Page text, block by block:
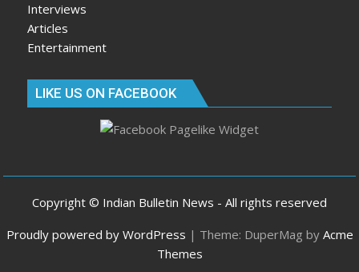
Interviews
Articles
Entertainment
LIKE US ON FACEBOOK
Copyright © Indian Bulletin News - All rights reserved
Proudly powered by WordPress | Theme: DuperMag by Acme
Themes